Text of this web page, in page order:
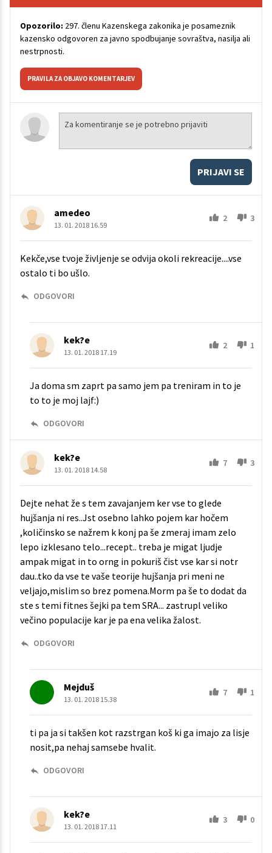
Opozorilo: 297. členu Kazenskega zakonika je posameznik
kazensko odgovoren za javno spodbujanje sovraštva, nasilja ali
nestrpnosti.
PRAVILA ZA OBJAVO KOMENTARJEV
PRIJAVI SE
amedeo
13. 01. 2018 16.59
2 3
Kekče,vse tvoje življenje se odvija okoli rekreacije....vse
ostalo ti bo ušlo.
ODGOVORI
kek?e
13. 01. 2018 17.19
2 1
Ja doma sm zaprt pa samo jem pa treniram in to je
to to je moj lajf:)
ODGOVORI
kek?e
13. 01. 2018 14.58
7 3
Dejte nehat že s tem zavajanjem ker vse to glede
hujšanja ni res..Jst osebno lahko pojem kar hočem
,količinsko se nažrem k konj pa še zmeraj imam zelo
lepo izklesano telo...recept.. treba je migat ljudje
ampak migat in to orng in pokuriš čist vse kar si notr
dau..tko da vse te vaše teorije hujšanja pri meni ne
veljajo,mislim so brez pomena.Morm pa še to dodat da
ste s temi fitnes šejki pa tem SRA... zastrupl veliko
večino populacije kar je pa ena velika žalost.
ODGOVORI
Mejduš
13. 01. 2018 15.38
7 1
ti pa ja si takšen kot razstrgan koš ki ga imajo za lisje
nosit,pa nehaj samsebe hvalit.
ODGOVORI
kek?e
13. 01. 2018 17.11
3 0